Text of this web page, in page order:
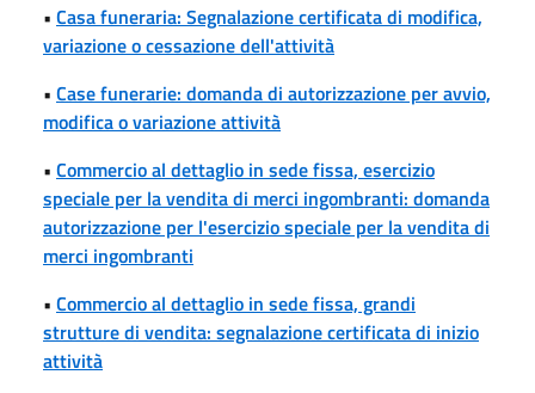
• Casa funeraria: Segnalazione certificata di modifica,
variazione o cessazione dell'attività
• Case funerarie: domanda di autorizzazione per avvio,
modifica o variazione attività
• Commercio al dettaglio in sede fissa, esercizio
speciale per la vendita di merci ingombranti: domanda
autorizzazione per l'esercizio speciale per la vendita di
merci ingombranti
• Commercio al dettaglio in sede fissa, grandi
strutture di vendita: segnalazione certificata di inizio
attività